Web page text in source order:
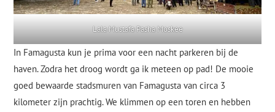
Lala Mustafa Pasha Moskee
In Famagusta kun je prima voor een nacht parkeren bij de
haven. Zodra het droog wordt ga ik meteen op pad! De mooie
goed bewaarde stadsmuren van Famagusta van circa 3
kilometer zijn prachtig. We klimmen op een toren en hebben